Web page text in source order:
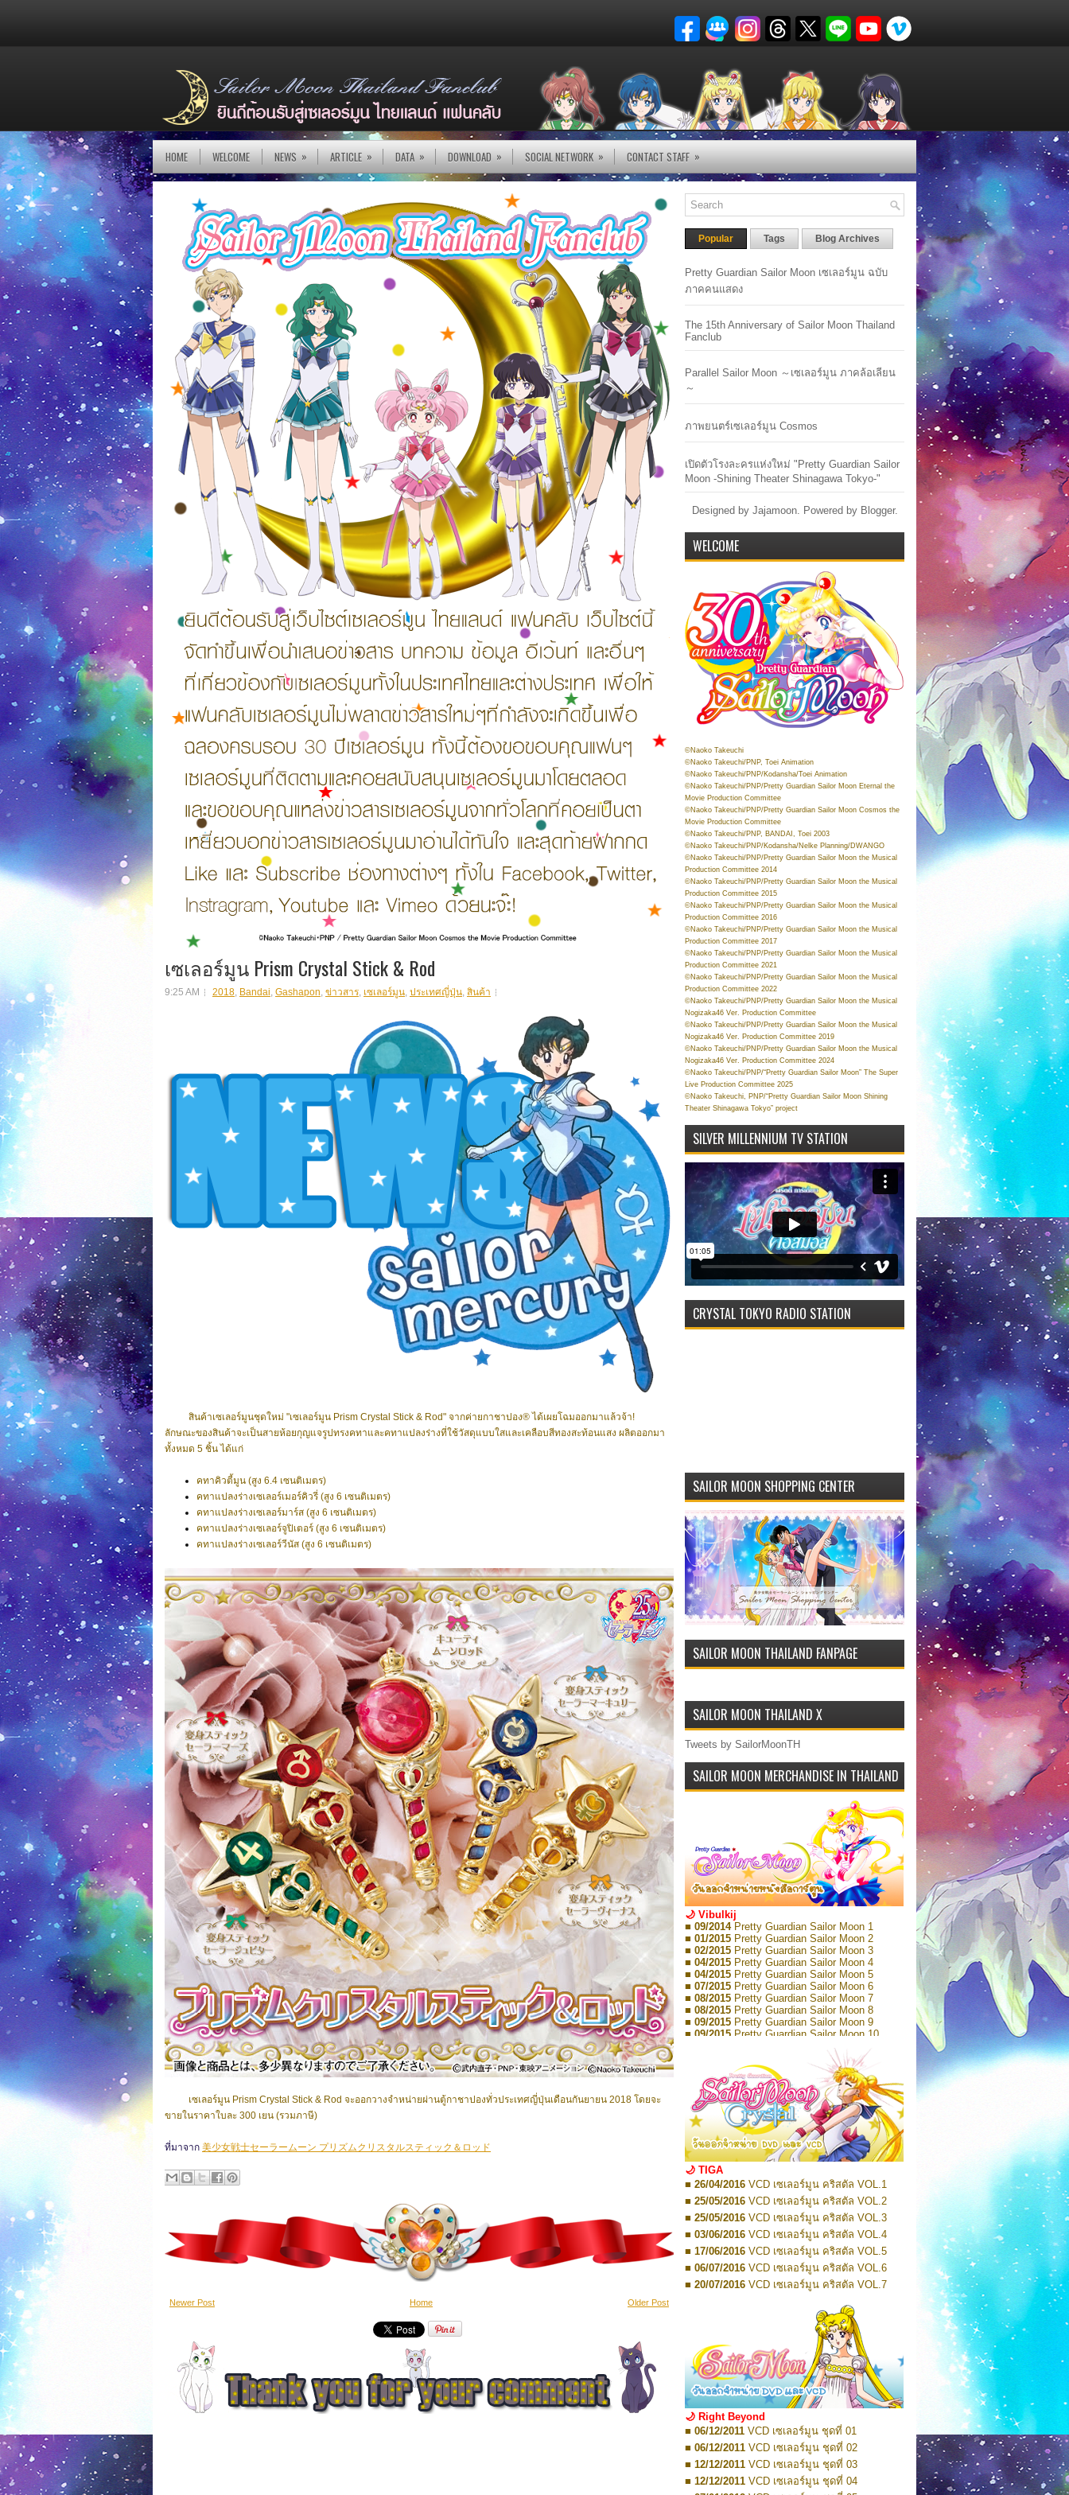
HOME WELCOME NEWS » ARTICLE » DATA » DOWNLOAD » SOCIAL NETWORK » CONTACT STAFF »
เซเลอร์มูน Prism Crystal Stick & Rod
9:25 AM 2018, Bandai, Gashapon, ข่าวสาร, เซเลอร์มูน, ประเทศญี่ปุ่น, สินค้า
สินค้าเซเลอร์มูนชุดใหม่ "เซเลอร์มูน Prism Crystal Stick & Rod" จากค่ายกาชาปอง® ได้เผยโฉมออกมาแล้วจ้า!
ลักษณะของสินค้าจะเป็นสายห้อยกุญแจรูปทรงคทาและคทาแปลงร่างที่ใช้วัสดุแบบใสและเคลือบสีทองสะท้อนแสง ผลิตออกมา
ทั้งหมด 5 ชิ้น ได้แก่
คทาคิวตี้มูน (สูง 6.4 เซนติเมตร)
คทาแปลงร่างเซเลอร์เมอร์คิวรี่ (สูง 6 เซนติเมตร)
คทาแปลงร่างเซเลอร์มาร์ส (สูง 6 เซนติเมตร)
คทาแปลงร่างเซเลอร์จูปิเตอร์ (สูง 6 เซนติเมตร)
คทาแปลงร่างเซเลอร์วีนัส (สูง 6 เซนติเมตร)
เซเลอร์มูน Prism Crystal Stick & Rod จะออกวางจำหน่ายผ่านตู้กาชาปองทั่วประเทศญี่ปุ่นเดือนกันยายน 2018 โดยจะ
ขายในราคาใบละ 300 เยน (รวมภาษี)
ที่มาจาก 美少女戦士セーラームーン プリズムクリスタルスティック＆ロッド
Newer Post Older Post
Home
Popular Tags Blog Archives
Pretty Guardian Sailor Moon เซเลอร์มูน ฉบับ
ภาคคนแสดง
The 15th Anniversary of Sailor Moon Thailand
Fanclub
Parallel Sailor Moon ～เซเลอร์มูน ภาคล้อเลียน
～
ภาพยนตร์เซเลอร์มูน Cosmos
เปิดตัวโรงละครแห่งใหม่ "Pretty Guardian Sailor
Moon -Shining Theater Shinagawa Tokyo-"
Designed by Jajamoon. Powered by Blogger.
WELCOME
©Naoko Takeuchi
©Naoko Takeuchi/PNP, Toei Animation
©Naoko Takeuchi/PNP/Kodansha/Toei Animation
©Naoko Takeuchi/PNP/Pretty Guardian Sailor Moon Eternal the
Movie Production Committee
©Naoko Takeuchi/PNP/Pretty Guardian Sailor Moon Cosmos the
Movie Production Committee
©Naoko Takeuchi/PNP, BANDAI, Toei 2003
©Naoko Takeuchi/PNP/Kodansha/Nelke Planning/DWANGO
©Naoko Takeuchi/PNP/Pretty Guardian Sailor Moon the Musical
Production Committee 2014
©Naoko Takeuchi/PNP/Pretty Guardian Sailor Moon the Musical
Production Committee 2015
©Naoko Takeuchi/PNP/Pretty Guardian Sailor Moon the Musical
Production Committee 2016
©Naoko Takeuchi/PNP/Pretty Guardian Sailor Moon the Musical
Production Committee 2017
©Naoko Takeuchi/PNP/Pretty Guardian Sailor Moon the Musical
Production Committee 2021
©Naoko Takeuchi/PNP/Pretty Guardian Sailor Moon the Musical
Production Committee 2022
©Naoko Takeuchi/PNP/Pretty Guardian Sailor Moon the Musical
Nogizaka46 Ver. Production Committee
©Naoko Takeuchi/PNP/Pretty Guardian Sailor Moon the Musical
Nogizaka46 Ver. Production Committee 2019
©Naoko Takeuchi/PNP/Pretty Guardian Sailor Moon the Musical
Nogizaka46 Ver. Production Committee 2024
©Naoko Takeuchi/PNP/“Pretty Guardian Sailor Moon” The Super
Live Production Committee 2025
©Naoko Takeuchi, PNP/“Pretty Guardian Sailor Moon Shining
Theater Shinagawa Tokyo” project
SILVER MILLENNIUM TV STATION
CRYSTAL TOKYO RADIO STATION
SAILOR MOON SHOPPING CENTER
SAILOR MOON THAILAND FANPAGE
SAILOR MOON THAILAND X
Tweets by SailorMoonTH
SAILOR MOON MERCHANDISE IN THAILAND
🌙 Vibulkij
■ 09/2014 Pretty Guardian Sailor Moon 1
■ 01/2015 Pretty Guardian Sailor Moon 2
■ 02/2015 Pretty Guardian Sailor Moon 3
■ 04/2015 Pretty Guardian Sailor Moon 4
■ 04/2015 Pretty Guardian Sailor Moon 5
■ 07/2015 Pretty Guardian Sailor Moon 6
■ 08/2015 Pretty Guardian Sailor Moon 7
■ 08/2015 Pretty Guardian Sailor Moon 8
■ 09/2015 Pretty Guardian Sailor Moon 9
■ 09/2015 Pretty Guardian Sailor Moon 10
Pretty Guardian Sailor Moon 11
Pretty Guardian Sailor Moon 12
Pretty Guardian Sailor Moon Short
Stories 1
■ 09/2018Pretty Guardian Sailor Moon Short
Stories 2
■ 01/2022Pretty Guardian Sailor Moon Eternal
Edition 1
■ 01/2022Pretty Guardian Sailor Moon Eternal
Edition 2
■ 03/2022Pretty Guardian Sailor Moon Eternal
Edition 3
■ 03/2022Pretty Guardian Sailor Moon Eternal
Edition 4
■ 07/2022Pretty Guardian Sailor Moon Eternal
Edition 5
■ 07/2022Pretty Guardian Sailor Moon Eternal
Edition 6
Pretty Guardian Sailor Moon Eternal
Edition 7
■ 01/2023Pretty Guardian Sailor Moon Eternal
Pretty Guardian Sailor Moon Eternal
Pretty Guardian Sailor Moon Eternal
Edition 10
■ TBA 2026Code Name: Sailor V 1
■ TBA 2026Code Name: Sailor V 2
🌙 TIGA
■ 26/04/2016 VCD เซเลอร์มูน คริสตัล VOL.1
■ 25/05/2016 VCD เซเลอร์มูน คริสตัล VOL.2
■ 25/05/2016 VCD เซเลอร์มูน คริสตัล VOL.3
■ 03/06/2016 VCD เซเลอร์มูน คริสตัล VOL.4
■ 17/06/2016 VCD เซเลอร์มูน คริสตัล VOL.5
■ 06/07/2016 VCD เซเลอร์มูน คริสตัล VOL.6
■ 20/07/2016 VCD เซเลอร์มูน คริสตัล VOL.7
VCD เซเลอร์มูน คริสตัล VOL.9
VCD เซเลอร์มูน คริสตัล VOL.10
■ 10/08/2016
VCD เซเลอร์มูน คริสตัล VOL.11
■ 10/08/2016VCD เซเลอร์มูน คริสตัล VOL.12
■ 17/08/2016VCD เซเลอร์มูน คริสตัล VOL.13
■ 26/05/2016 DVD เซเลอร์มูน คริสตัล VOL.1
■ 08/07/2016DVD เซเลอร์มูน คริสตัล VOL.2
■ 19/08/2016 DVD เซเลอร์มูน คริสตัล VOL.3
■ 08/09/2016 DVD เซเลอร์มูน คริสตัล VOL.4
■ 07/10/2016 DVD เซเลอร์มูน คริสตัล VOL.5
■ 28/10/2016 DVD เซเลอร์มูน คริสตัล VOL.6
🌙 Right Beyond
■ 06/12/2011 VCD เซเลอร์มูน ชุดที่ 01
■ 06/12/2011 VCD เซเลอร์มูน ชุดที่ 02
■ 12/12/2011 VCD เซเลอร์มูน ชุดที่ 03
■ 12/12/2011 VCD เซเลอร์มูน ชุดที่ 04